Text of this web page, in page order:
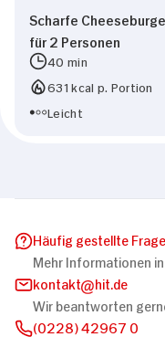
Scharfe
für 2 Personen
40 min
631 kcal p. Portion
Leicht
Häufig gestellte
Mehr Informationen
kontakt
hit.de
Wir beantworten
(0228) 42967 0